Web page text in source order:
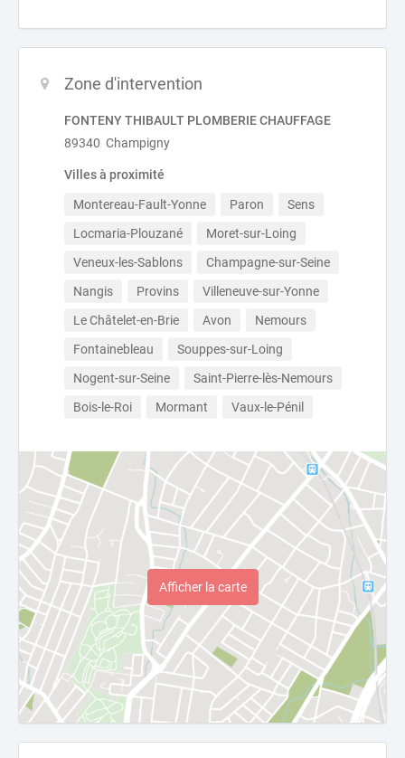
Zone d'intervention
FONTENY THIBAULT PLOMBERIE CHAUFFAGE
89340 Champigny
Villes à proximité
Montereau-Fault-Yonne Paron
Sens
Locmaria-Plouzané
Moret-sur-Loing
Veneux-les-Sablons
Champagne-sur-Seine
Nangis
Provins
Villeneuve-sur-Yonne
Le Châtelet-en-Brie
Avon
Nemours
Fontainebleau
Souppes-sur-Loing
Nogent-sur-Seine
Saint-Pierre-lès-Nemours
Bois-le-Roi
Mormant Vaux-le-Pénil
Afficher la carte